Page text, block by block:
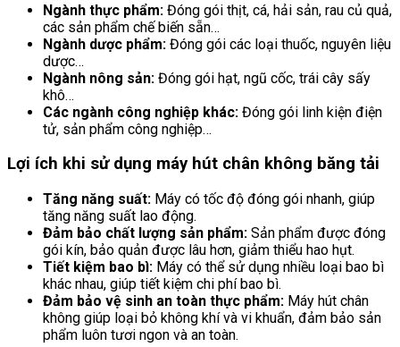
Ngành thực phẩm: Đóng gói thịt, cá, hải sản, rau củ quả,
các sản phẩm chế biến sẵn…
Ngành dược phẩm: Đóng gói các loại thuốc, nguyên liệu
dược…
Ngành nông sản: Đóng gói hạt, ngũ cốc, trái cây sấy
khô…
Các ngành công nghiệp khác: Đóng gói linh kiện điện
tử, sản phẩm công nghiệp…
Lợi ích khi sử dụng máy hút chân không băng tải
Tăng năng suất: Máy có tốc độ đóng gói nhanh, giúp
tăng năng suất lao động.
Đảm bảo chất lượng sản phẩm: Sản phẩm được đóng
gói kín, bảo quản được lâu hơn, giảm thiểu hao hụt.
Tiết kiệm bao bì: Máy có thể sử dụng nhiều loại bao bì
khác nhau, giúp tiết kiệm chi phí bao bì.
Đảm bảo vệ sinh an toàn thực phẩm: Máy hút chân
không giúp loại bỏ không khí và vi khuẩn, đảm bảo sản
phẩm luôn tươi ngon và an toàn.